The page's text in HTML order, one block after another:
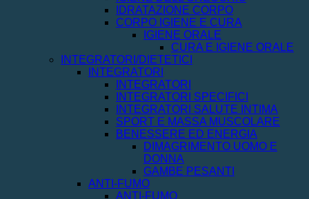
IDRATAZIONE CORPO
CORPO IGIENE E CURA
IGIENE ORALE
CURA E IGIENE ORALE
INTEGRATORI/DIETETICI
INTEGRATORI
INTEGRATORI
INTEGRATORI SPECIFICI
INTEGRATORI SALUTE INTIMA
SPORT E MASSA MUSCOLARE
BENESSERE ED ENERGIA
DIMAGRIMENTO UOMO E
DONNA
GAMBE PESANTI
ANTI-FUMO
ANTI-FUMO